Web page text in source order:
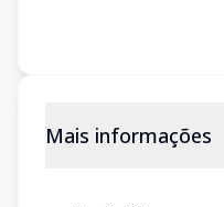
Mais informações